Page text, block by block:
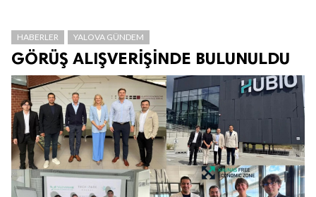
HABERLER YALOVA GÜNDEM
GÖRÜŞ ALIŞVERİŞİNDE BULUNULDU